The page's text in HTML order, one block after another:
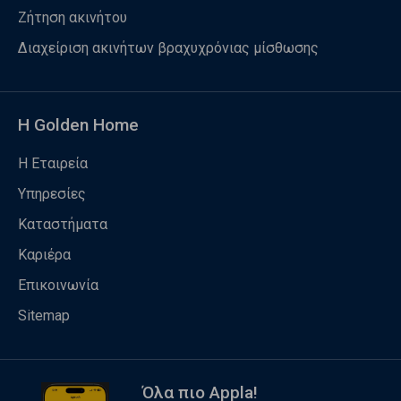
Ζήτηση ακινήτου
Διαχείριση ακινήτων βραχυχρόνιας μίσθωσης
Η Golden Home
Η Εταιρεία
Υπηρεσίες
Καταστήματα
Καριέρα
Επικοινωνία
Sitemap
Όλα πιο Appla!